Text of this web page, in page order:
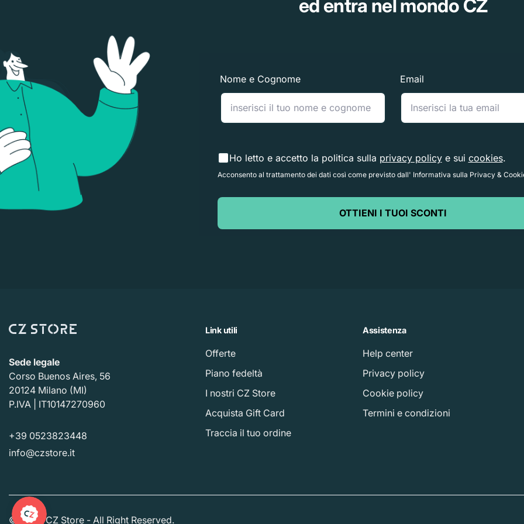
ed entra nel mondo CZ
Nome e Cognome Email
Ho letto e accetto la politica sulla privacy policye sui cookies.
Acconsento al trattamento dei dati così come previsto dall' Informativa sulla Privacy &
OTTIENI I TUOI SCONTI
Sede legale
Corso Buenos Aires, 56
20124 Milano (MI)
P.IVA | IT10147270960
+39 0523823448
info@czstore.it
Link utili
Offerte
Piano fedeltà
I nostri CZ Store
Acquista Gift Card
Traccia il tuo ordine
Assistenza
Help center
Privacy policy
Cookie policy
Termini e condizioni
© 2026 CZ Store - All Right Reserved.